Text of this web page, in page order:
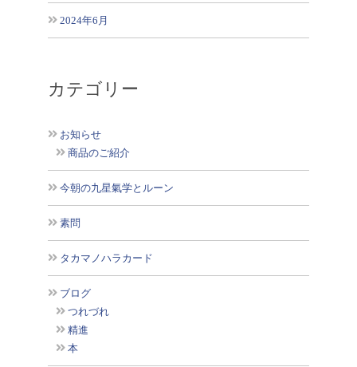
2024年6月
カテゴリー
お知らせ
商品のご紹介
今朝の九星氣学とルーン
素問
タカマノハラカード
ブログ
つれづれ
精進
本